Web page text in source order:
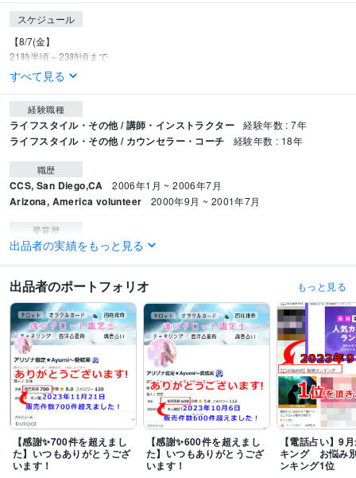
スケジュール
【8/7(金】
21時半頃～23時頃まで
すべて見る
経験職種
ライフスタイル・その他 / 講師・インストラクター 経験年数 : 7年
ライフスタイル・その他 / カウンセラー・コーチ 経験年数 : 18年
職歴
CCS, San Diego,CA 2006年1月 ~ 2006年7月
Arizona, America volunteer 2000年9月 ~ 2001年7月
受賞歴
ココナラ認定占い師
件突破
1日　B/S/Gを飛び越え プラチナランク昇格
Kindle　2冊目：amazonラン
キング４部門で１位 ココナラデビュー
資格・検定
心理カウンセラー ベーシック 取得年 : 2010年
プログラミング言語・フレームワーク
HTML:7年CSS:7年
ビジネス・クリエイティブツール
WordPress:7年Adobe Photoshop:7年Adobe Premiere Pro:7年
Adobe Illustrator:5年Canva:2年
出品者の実績をもっと見る
出品者のポートフォリオ もっと見る
【感謝✨700件を超えまし
た】いつもありがとうござ
います！
【感謝✨600件を超えまし
た】いつもありがとうござ
います！
【電話占い】9
キング お悩み
ンキング1位